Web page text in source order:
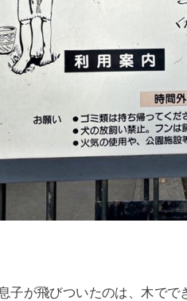
子が飛びついたのは、木でで